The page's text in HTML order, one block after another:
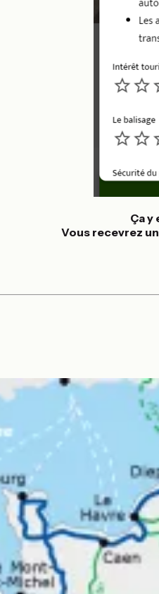
Ça y
Vous recevrez